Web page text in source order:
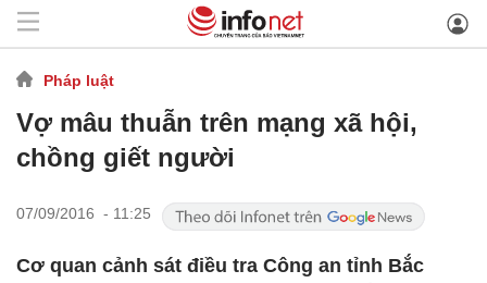
Pháp luật
Vợ mâu thuẫn trên mạng xã hội,
chồng giết người
07/09/2016 - 11:25
Cơ quan cảnh sát điều tra Công an tỉnh Bắc